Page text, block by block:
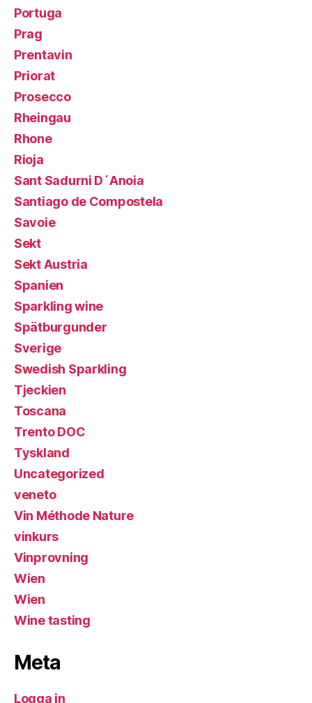
Portuga
Prag
Prentavin
Priorat
Prosecco
Rheingau
Rhone
Rioja
Sant Sadurni D´Anoia
Santiago de Compostela
Savoie
Sekt
Sekt Austria
Spanien
Sparkling wine
Spätburgunder
Sverige
Swedish Sparkling
Tjeckien
Toscana
Trento DOC
Tyskland
Uncategorized
veneto
Vin Méthode Nature
vinkurs
Vinprovning
Wien
Wien
Wine tasting
Meta
Logga in